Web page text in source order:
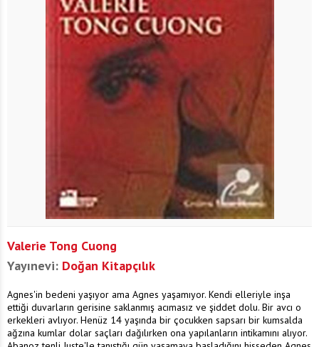
Valerie Tong Cuong
Yayınevi: Doğan Kitapçılık
Agnes'in bedeni yaşıyor ama Agnes yaşamıyor. Kendi elleriyle inşa
ettiği duvarların gerisine saklanmış acımasız ve şiddet dolu. Bir avcı o
erkekleri avlıyor. Henüz 14 yaşında bir çocukken sapsarı bir kumsalda
ağzına kumlar dolar saçları dağılırken ona yapılanların intikamını alıyor.